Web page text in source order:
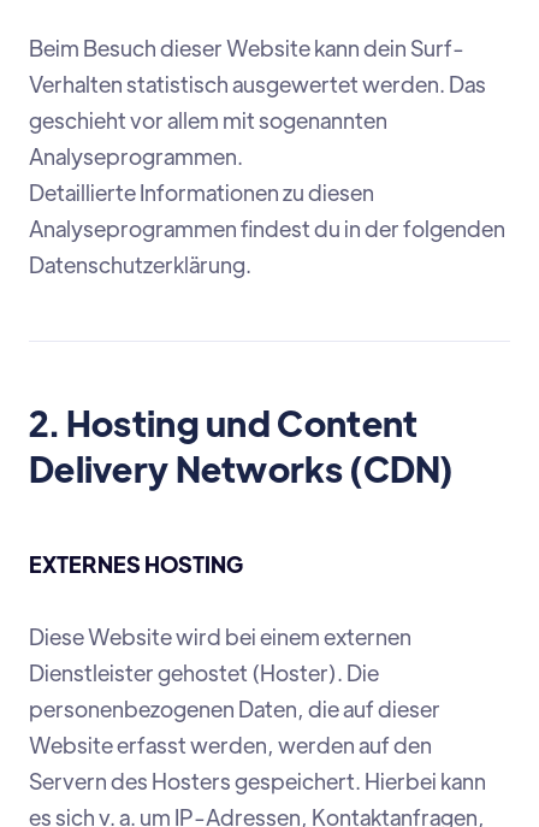
Beim Besuch dieser Website kann dein Surf-
Verhalten statistisch ausgewertet werden. Das
geschieht vor allem mit sogenannten
Analyseprogrammen.
Detaillierte Informationen zu diesen
Analyseprogrammen findest du in der folgenden
Datenschutzerklärung.
2. Hosting und Content
Delivery Networks (CDN)
EXTERNES HOSTING
Diese Website wird bei einem externen
Dienstleister gehostet (Hoster). Die
personenbezogenen Daten, die auf dieser
Website erfasst werden, werden auf den
Servern des Hosters gespeichert. Hierbei kann
es sich v. a. um IP-Adressen, Kontaktanfragen,